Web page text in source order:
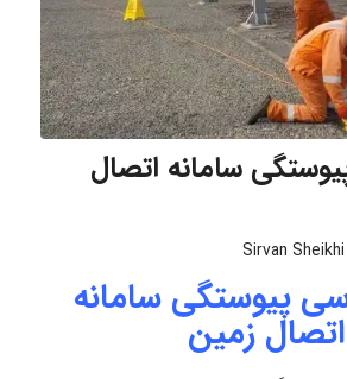
سامانه اتصال
Sirvan Sheikhi
پیوستگی سامانه
اتصال زمین